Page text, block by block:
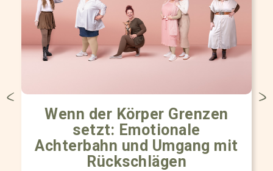
Wenn der Körper Grenzen
setzt: Emotionale
Achterbahn und Umgang mit
Rückschlägen